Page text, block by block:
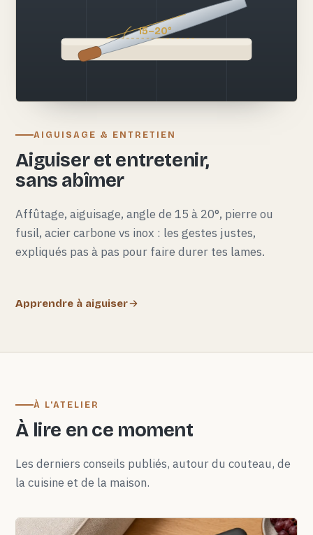
15–20°
AIGUISAGE & ENTRETIEN
Aiguiser et entretenir,
sans abîmer
Affûtage, aiguisage, angle de 15 à 20°, pierre ou
fusil, acier carbone vs inox : les gestes justes,
expliqués pas à pas pour faire durer tes lames.
Apprendre à aiguiser
À L'ATELIER
À lire en ce moment
Les derniers conseils publiés, autour du couteau, de
la cuisine et de la maison.